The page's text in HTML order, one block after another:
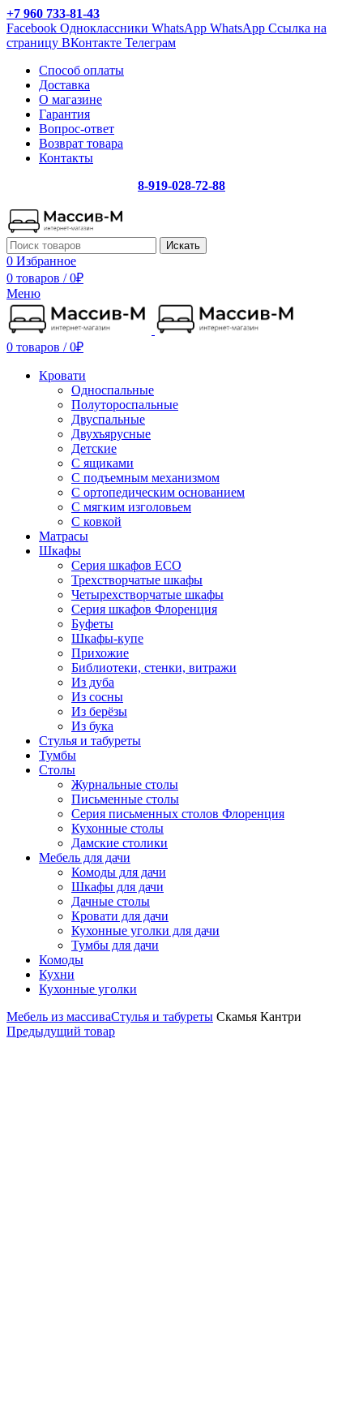
+7 960 733-81-43
Facebook Одноклассники WhatsApp WhatsApp Ссылка на
страницу ВКонтакте Телеграм
Способ оплаты
Доставка
О магазине
Гарантия
Вопрос-ответ
Возврат товара
Контакты
8-919-028-72-88
Искать
0 Избранное
0 товаров / 0₽
Меню
0 товаров / 0₽
Кровати
Односпальные
Полутороспальные
Двуспальные
Двухъярусные
Детские
С ящиками
С подъемным механизмом
С ортопедическим основанием
С мягким изголовьем
С ковкой
Матрасы
Шкафы
Серия шкафов ECO
Трехстворчатые шкафы
Четырехстворчатые шкафы
Серия шкафов Флоренция
Буфеты
Шкафы-купе
Прихожие
Библиотеки, стенки, витражи
Из дуба
Из сосны
Из берёзы
Из бука
Стулья и табуреты
Тумбы
Столы
Журнальные столы
Письменные столы
Серия письменных столов Флоренция
Кухонные столы
Дамские столики
Мебель для дачи
Комоды для дачи
Шкафы для дачи
Дачные столы
Кровати для дачи
Кухонные уголки для дачи
Тумбы для дачи
Комоды
Кухни
Кухонные уголки
Мебель из массиваСтулья и табуреты Скамья Кантри
Предыдущий товар